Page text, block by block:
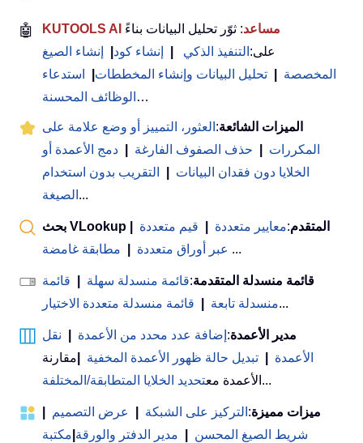
🤖 KUTOOLS AI مساعد: ثوّر تحليل البيانات بناءً
على: التنفيذ الذكي إنشاء كود
إنشاء الصيغ
المخصصة
تحليل البيانات وإنشاء المخططات
استدعاء
الوظائف المحسنة …
الميزات الشائعة: العثور، التمييز أو وضع علامة على
المكررات
حذف الصفوف الفارغة
دمج الأعمدة أو
الخلايا دون فقدان البيانات
التقريب بدون استخدام
الصيغة ...
بحث VLookup المتقدم:معايير متعددة قيم متعددة
عبر أوراق متعددة
مطابقة غامضة ...
قائمة منسدلة المتقدمة:قائمة منسدلة سهلة
قائمة
منسدلة تابعة
قائمة منسدلة متعددة الاختيار ...
مدير الأعمدة: إضافة عدد محدد من الأعمدة
نقل
الأعمدة
تبديل حالة ظهور الأعمدة المخفية
مقارنة
الأعمدة معتحديد الخلايا المتطابقة/المختلفة ...
ميزات مميزة: التركيز على الشبكة عرض التصميم
شريط الصيغ المحسن
مدير الدفتر والورقة مكتبة